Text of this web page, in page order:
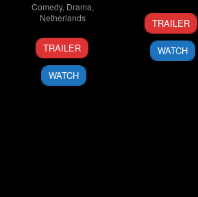
Comedy, Drama,
Netherlands
27
Sep
2015
Aaron
Rookus
TRAILER
WATCH
18
Oct
2024
Verma
TRAILER
WATCH